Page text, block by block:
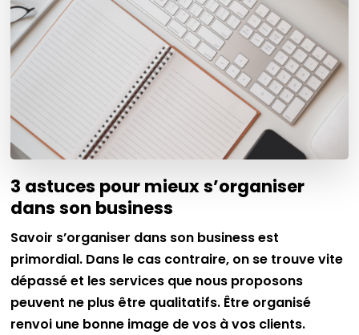
3 astuces pour mieux s’organiser
dans son business
Savoir s’organiser dans son business est
primordial. Dans le cas contraire, on se trouve vite
dépassé et les services que nous proposons
peuvent ne plus être qualitatifs. Être organisé
renvoi une bonne image de vos à vos clients.